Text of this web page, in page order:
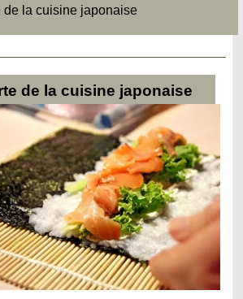
de la cuisine japonaise
de la cuisine japonaise